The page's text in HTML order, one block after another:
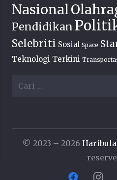
Nasional
Pendidikan
Selebriti Sosial Space
Teknologi Terkini
Cari
© 2023 – 2026